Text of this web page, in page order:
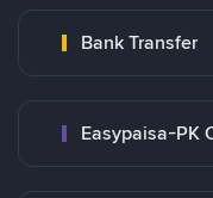
Bank Transfer
Easypaisa-PK